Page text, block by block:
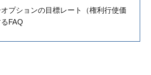
プションの目標レート（権利行使価
FAQ